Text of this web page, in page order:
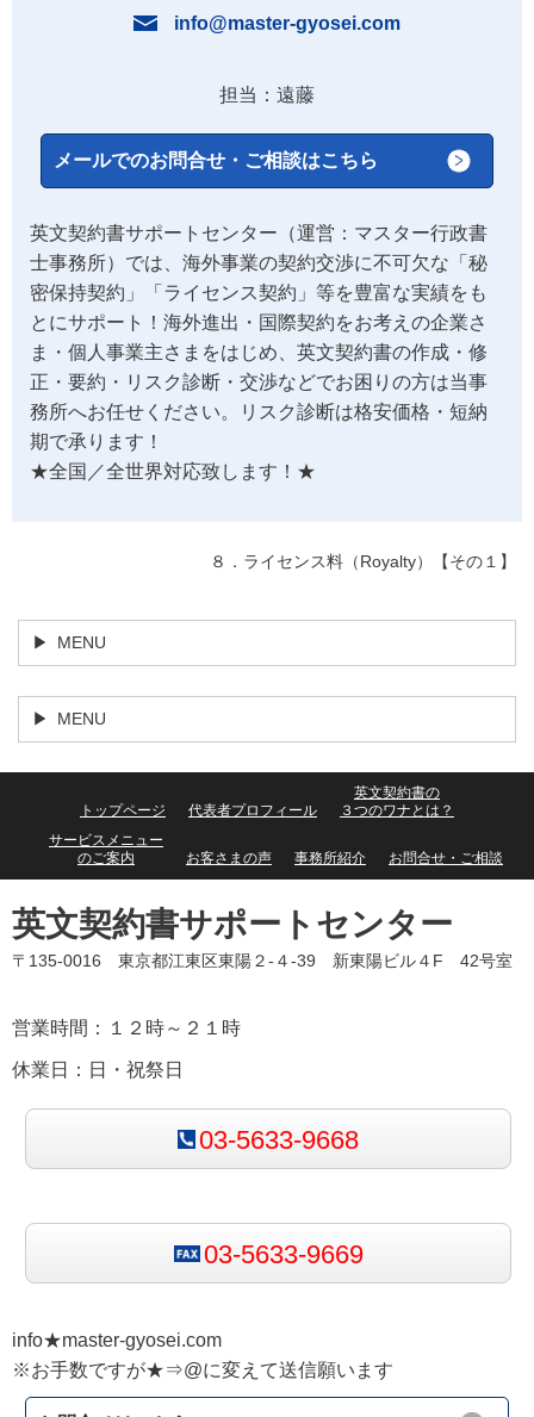
info@master-gyosei.com
担当：遠藤
メールでのお問合せ・ご相談はこちら
英文契約書サポートセンター（運営：マスター行政書
士事務所）では、海外事業の契約交渉に不可欠な「秘
密保持契約」「ライセンス契約」等を豊富な実績をも
とにサポート！海外進出・国際契約をお考えの企業さ
ま・個人事業主さまをはじめ、英文契約書の作成・修
正・要約・リスク診断・交渉などでお困りの方は当事
務所へお任せください。リスク診断は格安価格・短納
期で承ります！
★全国／全世界対応致します！★
８．ライセンス料（Royalty）【その１】
MENU
MENU
トップページ 代表者プロフィール
英文契約書の
３つのワナとは？
サービスメニュー
のご案内
お客さまの声 事務所紹介 お問合せ・ご相談
英文契約書サポートセンター
〒135-0016 東京都江東区東陽２-４-39 新東陽ビル４F 42号室
営業時間：１２時～２１時
休業日：日・祝祭日
03-5633-9668
03-5633-9669
info★master-gyosei.com
※お手数ですが★⇒@に変えて送信願います